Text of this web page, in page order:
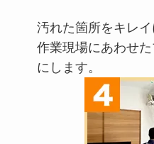
汚れた箇所をキレイ
作業現場にあわせ
にします。